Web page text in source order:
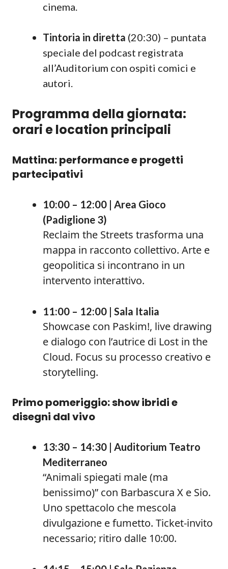
cinema.
Tintoria in diretta (20:30) – puntata
speciale del podcast registrata
all’Auditorium con ospiti comici e
autori.
Programma della giornata:
orari e location principali
Mattina: performance e progetti
partecipativi
10:00 – 12:00 | Area Gioco
(Padiglione 3)
Reclaim the Streets trasforma una
mappa in racconto collettivo. Arte e
geopolitica si incontrano in un
intervento interattivo.
11:00 – 12:00 | Sala Italia
Showcase con Paskim!, live drawing
e dialogo con l’autrice di Lost in the
Cloud. Focus su processo creativo e
storytelling.
Primo pomeriggio: show ibridi e
disegni dal vivo
13:30 – 14:30 | Auditorium Teatro
Mediterraneo
“Animali spiegati male (ma
benissimo)” con Barbascura X e Sio.
Uno spettacolo che mescola
divulgazione e fumetto. Ticket-invito
necessario; ritiro dalle 10:00.